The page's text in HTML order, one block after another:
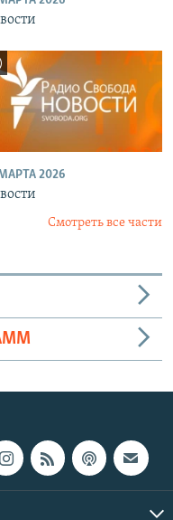
2026
Смотреть все части